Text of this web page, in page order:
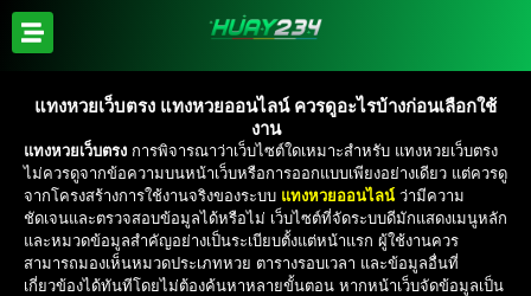
แทงหวยเว็บตรง แทงหวยออนไลน์ ควรดูอะไรบ้างก่อนเลือกใช้
งาน
แทงหวยเว็บตรง การพิจารณาว่าเว็บไซต์ใดเหมาะสำหรับ แทงหวยเว็บตรง
ไม่ควรดูจากข้อความบนหน้าเว็บหรือการออกแบบเพียงอย่างเดียว แต่ควรดู
จากโครงสร้างการใช้งานจริงของระบบ แทงหวยออนไลน์ ว่ามีความ
ชัดเจนและตรวจสอบข้อมูลได้หรือไม่ เว็บไซต์ที่จัดระบบดีมักแสดงเมนูหลัก
และหมวดข้อมูลสำคัญอย่างเป็นระเบียบตั้งแต่หน้าแรก ผู้ใช้งานควร
สามารถมองเห็นหมวดประเภทหวย ตารางรอบเวลา และข้อมูลอื่นที่
เกี่ยวข้องได้ทันทีโดยไม่ต้องค้นหาหลายขั้นตอน หากหน้าเว็บจัดข้อมูลเป็น